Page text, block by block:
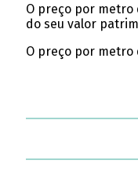
O preço por metro
do seu valor
O preço por metro